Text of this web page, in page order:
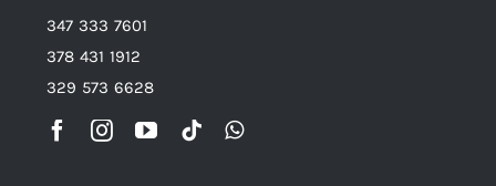
347 333 7601
378 431 1912
329 573 6628